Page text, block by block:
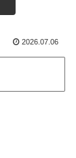
2026.07.06